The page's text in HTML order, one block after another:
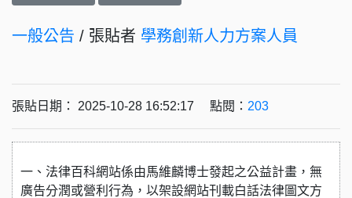
一般公告 / 張貼者 學務創新人力方案人員
張貼日期： 2025-10-28 16:52:17 點閱： 203
一、法律百科網站係由馬維麟博士發起之公益計畫，無
廣告分潤或營利行為，以架設網站刊載白話法律圖文方